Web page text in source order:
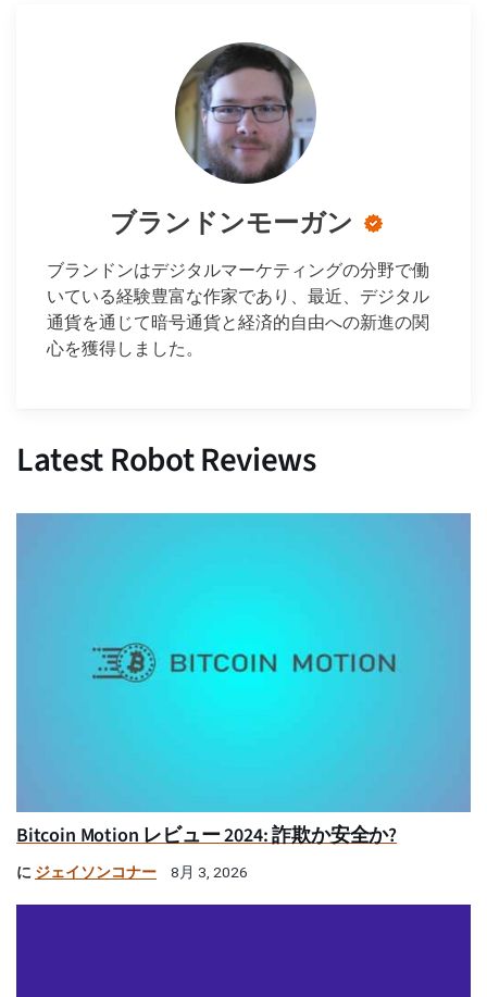
ブランドンモーガン
ブランドンはデジタルマーケティングの分野で働
いている経験豊富な作家であり、最近、デジタル
通貨を通じて暗号通貨と経済的自由への新進の関
心を獲得しました。
Latest Robot Reviews
Bitcoin Motion レビュー 2024: 詐欺か安全か?
に ジェイソンコナー 8月 3, 2026